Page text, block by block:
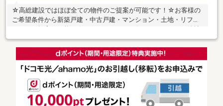
☆高総建設ではほぼ全ての物件のご提案が可能です！☆お客様の
ご希望条件から新築戸建・中古戸建・マンション・土地・リフォ
で住宅ローンの融資を断られた・カードや車の既存ローンがあ
る・年収が少ない・勤続が短い・派遣、契約社員の方等☆高総建
設に全てお任せください！